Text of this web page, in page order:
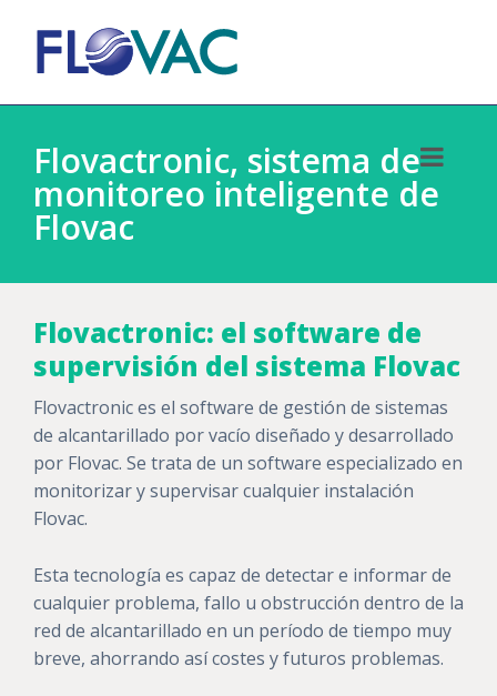
Flovactronic, sistema de
monitoreo inteligente de
Flovac
Flovactronic: el software de
supervisión del sistema Flovac
Flovactronic es el software de gestión de sistemas
de alcantarillado por vacío diseñado y desarrollado
por Flovac. Se trata de un software especializado en
monitorizar y supervisar cualquier instalación
Flovac.
Esta tecnología es capaz de detectar e informar de
cualquier problema, fallo u obstrucción dentro de la
red de alcantarillado en un período de tiempo muy
breve, ahorrando así costes y futuros problemas.